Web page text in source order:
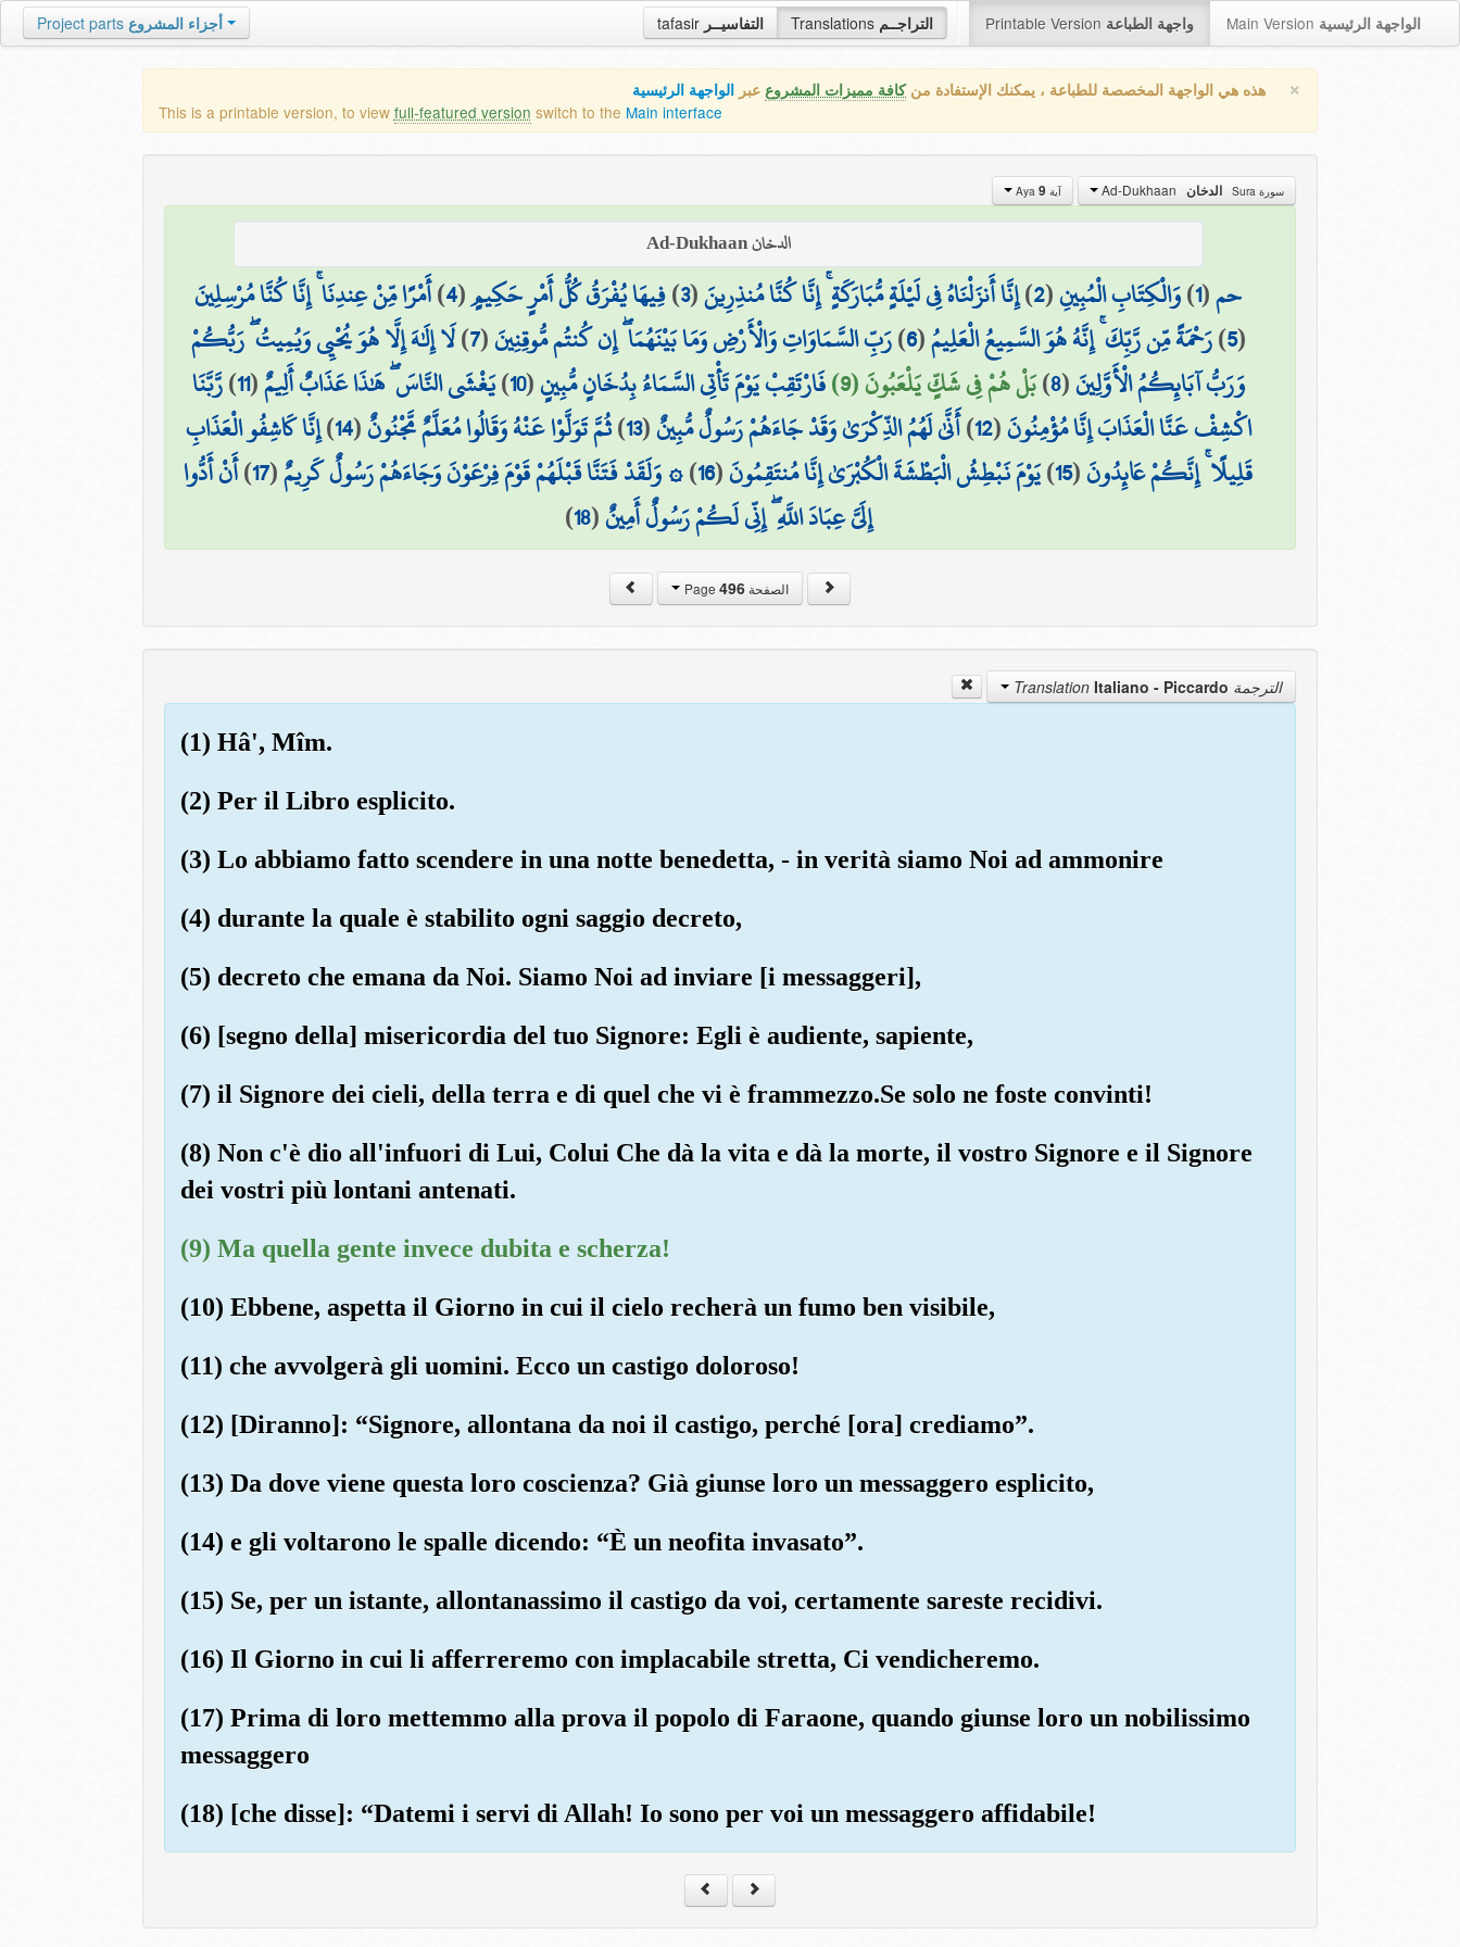
tafasir التفاسيــر Translations التراجــم Printable Version واجهة الطباعة Main Version الواجهة الرئيسية Project parts أجزاء المشروع
× هذه هي الواجهة المخصصة للطباعة ، يمكنك الإستفادة منكافة مميزات المشروع عبر الواجهة الرئيسية
This is a printable version, to view full-featured version switch to the Main interface
سورة Sura الدخان آية Aya 9
الدخان Ad-Dukhaan
حم(
1
)وَالْكِتَابِ الْمُبِينِ(
2
)إِنَّا أَنزَلْنَاهُ فِي لَيْلَةٍ مُّبَارَكَةٍ ۚ إِنَّا كُنَّا مُنذِرِينَ(
3
)فِيهَا يُفْرَقُ كُلُّ أَمْرٍ حَكِيمٍ(
4
)أَمْرًا مِّنْ عِندِنَا ۚ إِنَّا كُنَّا مُرْسِلِينَ
(
5
)رَحْمَةً مِّن رَّبِّكَ ۚ إِنَّهُ هُوَ السَّمِيعُ الْعَلِيمُ(
6
)رَبِّ السَّمَاوَاتِ وَالْأَرْضِ وَمَا بَيْنَهُمَا ۖ إِن كُنتُم مُّوقِنِينَ(
7
)لَا إِلَٰهَ إِلَّا هُوَ يُحْيِي وَيُمِيتُ ۖ رَبُّكُمْ
وَرَبُّ آبَائِكُمُ الْأَوَّلِينَ(
8
)بَلْ هُمْ فِي شَكٍّ يَلْعَبُونَ (9) فَارْتَقِبْ يَوْمَ تَأْتِي السَّمَاءُ بِدُخَانٍ مُّبِينٍ(
10
)يَغْشَى النَّاسَ ۖ هَٰذَا عَذَابٌ أَلِيمٌ(
11
)رَّبَّنَا
اكْشِفْ عَنَّا الْعَذَابَ إِنَّا مُؤْمِنُونَ(
12
)أَنَّىٰ لَهُمُ الذِّكْرَىٰ وَقَدْ جَاءَهُمْ رَسُولٌ مُّبِينٌ(
13
)ثُمَّ تَوَلَّوْا عَنْهُ وَقَالُوا مُعَلَّمٌ مَّجْنُونٌ(
14
)إِنَّا كَاشِفُو الْعَذَابِ
قَلِيلًا ۚ إِنَّكُمْ عَائِدُونَ(
15
)يَوْمَ نَبْطِشُ الْبَطْشَةَ الْكُبْرَىٰ إِنَّا مُنتَقِمُونَ(
16
)۞ وَلَقَدْ فَتَنَّا قَبْلَهُمْ قَوْمَ فِرْعَوْنَ وَجَاءَهُمْ رَسُولٌ كَرِيمٌ(
17
)أَنْ أَدُّوا
إِلَيَّ عِبَادَ اللَّهِ ۖ إِنِّي لَكُمْ رَسُولٌ أَمِينٌ(
18
)
الصفحة Page496
الترجمة Translation Italiano - Piccardo
(1) Hâ', Mîm.
(2) Per il Libro esplicito.
(3) Lo abbiamo fatto scendere in una notte benedetta, - in verità siamo Noi ad ammonire 
(4) durante la quale è stabilito ogni saggio decreto,
(5) decreto che emana da Noi. Siamo Noi ad inviare [i messaggeri],
(6) [segno della] misericordia del tuo Signore: Egli è audiente, sapiente,
(7) il Signore dei cieli, della terra e di quel che vi è frammezzo.Se solo ne foste convinti!
(8) Non c'è dio all'infuori di Lui, Colui Che dà la vita e dà la morte, il vostro Signore e il Signore
dei vostri più lontani antenati.
(9) Ma quella gente invece dubita e scherza!
(10) Ebbene, aspetta il Giorno in cui il cielo recherà un fumo ben visibile,
(11) che avvolgerà gli uomini. Ecco un castigo doloroso!
(12) [Diranno]: “Signore, allontana da noi il castigo, perché [ora] crediamo”.
(13) Da dove viene questa loro coscienza? Già giunse loro un messaggero esplicito,
(14) e gli voltarono le spalle dicendo: “È un neofita invasato”.
(15) Se, per un istante, allontanassimo il castigo da voi, certamente sareste recidivi.
(16) Il Giorno in cui li afferreremo con implacabile stretta, Ci vendicheremo.
(17) Prima di loro mettemmo alla prova il popolo di Faraone, quando giunse loro un nobilissimo
messaggero
(18) [che disse]: “Datemi i servi di Allah! Io sono per voi un messaggero affidabile!